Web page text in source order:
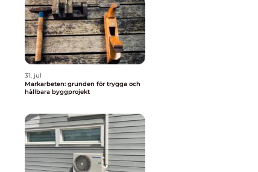
31. jul
Markarbeten: grunden för trygga och
hållbara byggprojekt